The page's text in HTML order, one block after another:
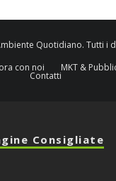
Quotidiano. Tutti i
con noi MKT &
Contatti
Consigliate